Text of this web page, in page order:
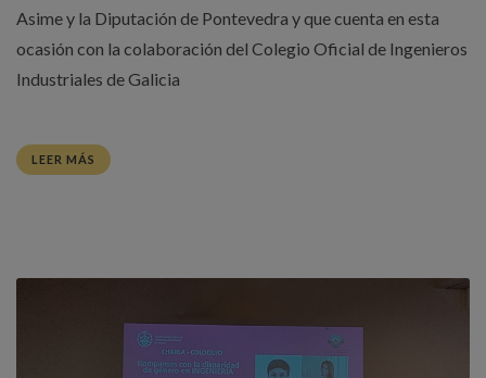
Asime y la Diputación de Pontevedra y que cuenta en esta
ocasión con la colaboración del Colegio Oficial de Ingenieros
Industriales de Galicia
LEER MÁS